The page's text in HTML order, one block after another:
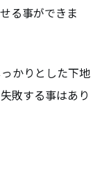
る事ができま
かりとした下地
敗する事はあり